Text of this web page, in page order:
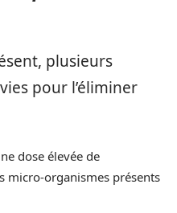
plusieurs
pour l’éliminer
dose élevée de
micro-organismes présents